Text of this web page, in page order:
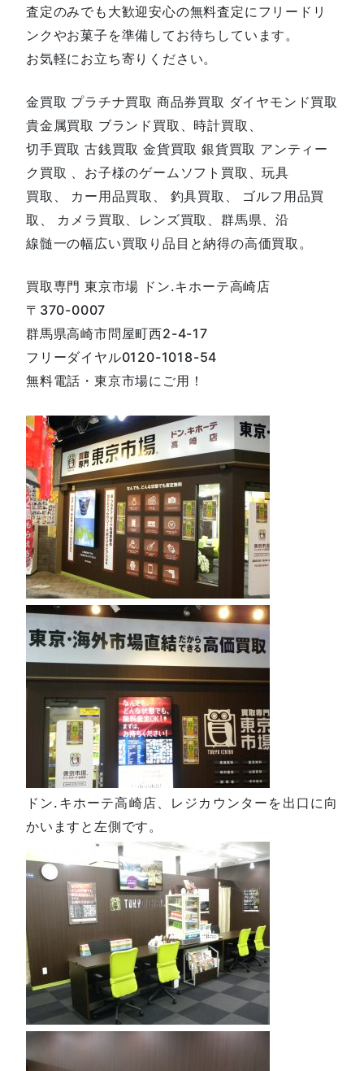
査定のみでも大歓迎安心の無料査定にフリードリ
ンクやお菓子を準備してお待ちしています。
お気軽にお立ち寄りください。
金買取 プラチナ買取 商品券買取 ダイヤモンド買取
貴金属買取 ブランド買取、時計買取、
切手買取 古銭買取 金貨買取 銀貨買取 アンティー
ク買取 、お子様のゲームソフト買取、玩具
買取、 カー用品買取、 釣具買取、 ゴルフ用品買
取、 カメラ買取、レンズ買取、群馬県、沿
線髄一の幅広い買取り品目と納得の高価買取。
買取専門 東京市場 ドン.キホーテ高崎店
〒370-0007
群馬県高崎市問屋町西2-4-17
フリーダイヤル0120-1018-54
無料電話・東京市場にご用！
ドン.キホーテ高崎店、レジカウンターを出口に向
かいますと左側です。